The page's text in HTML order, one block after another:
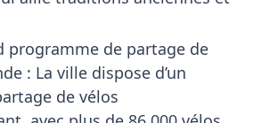
programme de partage de
: La ville dispose d’un
de vélos